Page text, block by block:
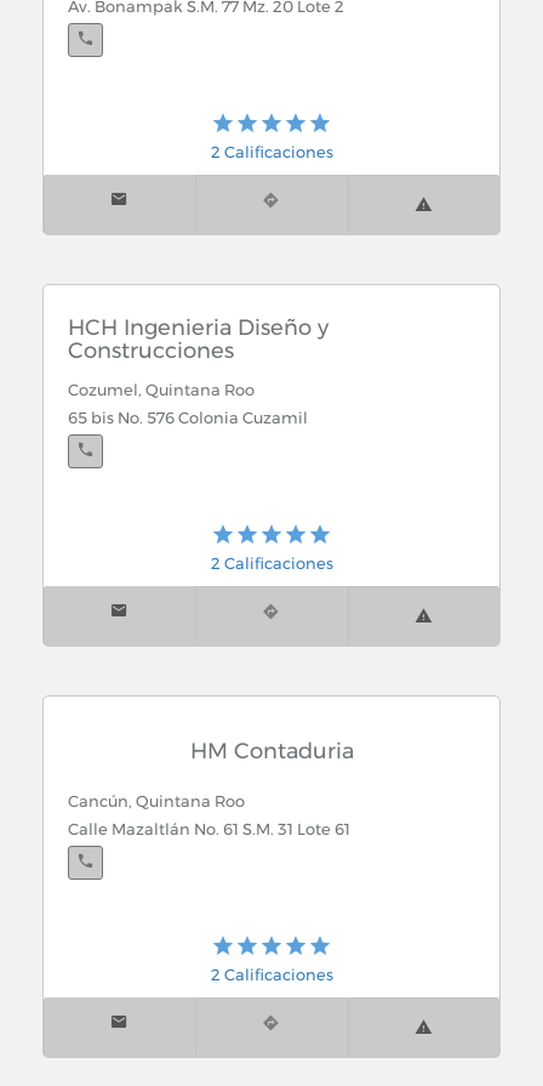
Av. Bonampak S.M. 77 Mz. 20 Lote 2
2 Calificaciones
HCH Ingenieria Diseño y
Construcciones
Cozumel, Quintana Roo
65 bis No. 576 Colonia Cuzamil
2 Calificaciones
HM Contaduria
Cancún, Quintana Roo
Calle Mazaltlán No. 61 S.M. 31 Lote 61
2 Calificaciones